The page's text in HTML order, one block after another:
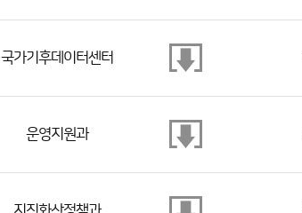
국가기후데이터센터
운영지원과